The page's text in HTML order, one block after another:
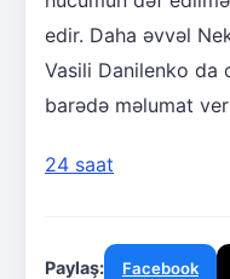
edir. Daha əvvəl
Vasili Danilenko da
barədə məlumat
24 saat
Paylaş: Facebook